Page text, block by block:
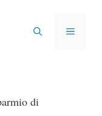
MENU
di